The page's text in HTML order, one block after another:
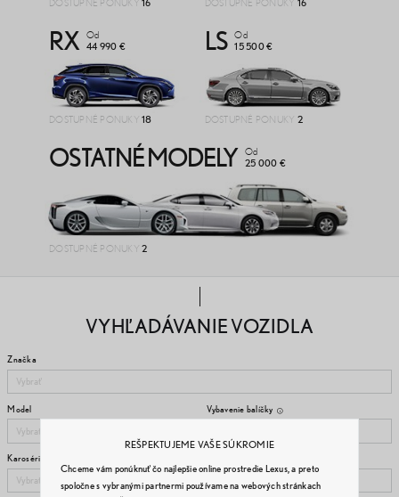
DOSTUPNÉ PONUKY 16 DOSTUPNÉ PONUKY 16
RX
Od
44 990 €
DOSTUPNÉ PONUKY 18
LS
Od
15 500 €
DOSTUPNÉ PONUKY 2
OSTATNÉ MODELY
Od
25 000 €
DOSTUPNÉ PONUKY 2
VYHĽADÁVANIE VOZIDLA
Značka
Model Vybavenie balíčky
Karoséria
REŠPEKTUJEME VAŠE SÚKROMIE
Chceme vám ponúknuť čo najlepšie online prostredie Lexus, a preto
spoločne s vybranými partnermi používame na webových stránkach